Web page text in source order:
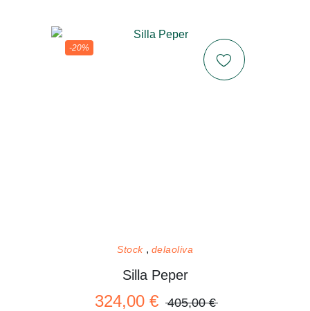
-20%
Stock delaoliva
Silla Peper
324,00 € 405,00 €